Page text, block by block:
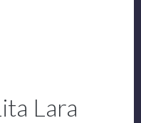
Lara